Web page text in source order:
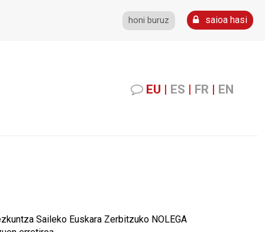
honi buruz saioa hasi
EU | ES | FR | EN
Saileko Euskara Zerbitzuko NOLEGA